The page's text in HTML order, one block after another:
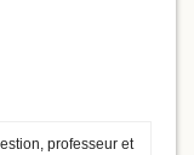
professeur et